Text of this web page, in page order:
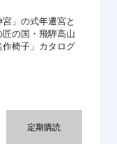
」の式年遷宮と
の国・飛騨高山
椅子」カタログ
定期購読